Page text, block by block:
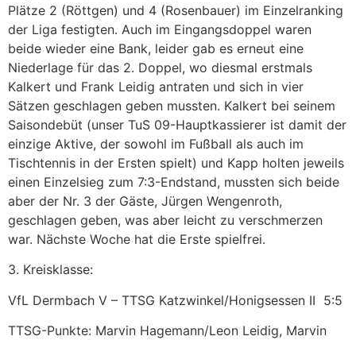
Plätze 2 (Röttgen) und 4 (Rosenbauer) im Einzelranking
der Liga festigten. Auch im Eingangsdoppel waren
beide wieder eine Bank, leider gab es erneut eine
Niederlage für das 2. Doppel, wo diesmal erstmals
Kalkert und Frank Leidig antraten und sich in vier
Sätzen geschlagen geben mussten. Kalkert bei seinem
Saisondebüt (unser TuS 09-Hauptkassierer ist damit der
einzige Aktive, der sowohl im Fußball als auch im
Tischtennis in der Ersten spielt) und Kapp holten jeweils
einen Einzelsieg zum 7:3-Endstand, mussten sich beide
aber der Nr. 3 der Gäste, Jürgen Wengenroth,
geschlagen geben, was aber leicht zu verschmerzen
war. Nächste Woche hat die Erste spielfrei.
3. Kreisklasse:
VfL Dermbach V – TTSG Katzwinkel/Honigsessen II 5:5
TTSG-Punkte: Marvin Hagemann/Leon Leidig, Marvin